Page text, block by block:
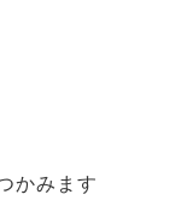
かみます